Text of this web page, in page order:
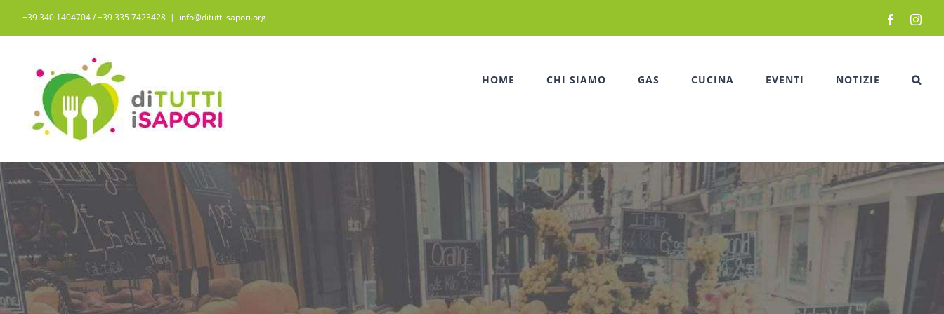
al
+39 340 1404704 / ‭+39 335 7423428‬ | info@dituttiisapori.org Facebook
HOME CHI SIAMO GAS CUCINA EVENTI NOTIZIE